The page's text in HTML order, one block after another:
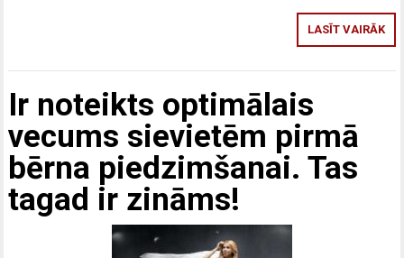
LASĪT VAIRĀK
Ir noteikts optimālais
vecums sievietēm pirmā
bērna piedzimšanai. Tas
tagad ir zināms!